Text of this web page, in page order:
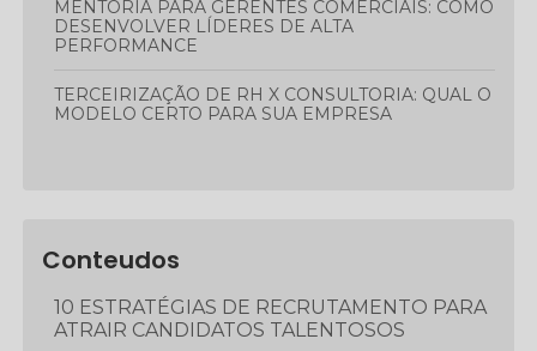
MENTORIA PARA GERENTES COMERCIAIS: COMO
DESENVOLVER LÍDERES DE ALTA
PERFORMANCE
TERCEIRIZAÇÃO DE RH X CONSULTORIA: QUAL O
MODELO CERTO PARA SUA EMPRESA
Conteudos
10 ESTRATÉGIAS DE RECRUTAMENTO PARA
ATRAIR CANDIDATOS TALENTOSOS